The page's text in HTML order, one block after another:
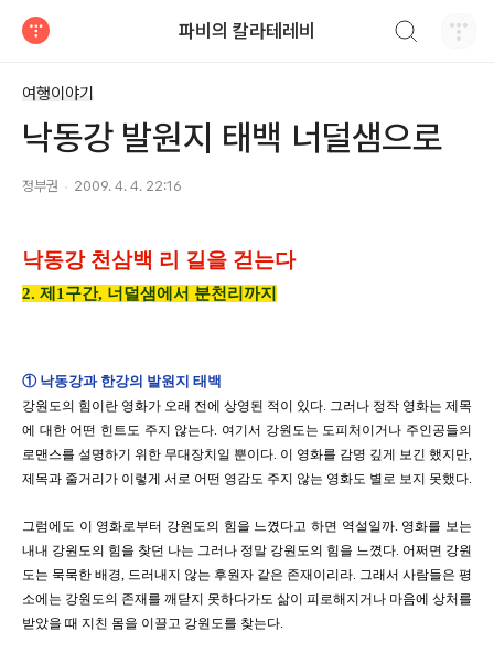
파비의 칼라테레비
여행이야기
낙동강 발원지 태백 너덜샘으로
정부권 2009. 4. 4. 22:16
낙동강 천삼백 리 길을 걷는다
2. 제1구간, 너덜샘에서 분천리까지
① 낙동강과 한강의 발원지 태백
강원도의 힘이란 영화가 오래 전에 상영된 적이 있다. 그러나 정작 영화는 제목
에 대한 어떤 힌트도 주지 않는다. 여기서 강원도는 도피처이거나 주인공들의
로맨스를 설명하기 위한 무대장치일 뿐이다. 이 영화를 감명 깊게 보긴 했지만,
제목과 줄거리가 이렇게 서로 어떤 영감도 주지 않는 영화도 별로 보지 못했다.
그럼에도 이 영화로부터 강원도의 힘을 느꼈다고 하면 역설일까. 영화를 보는
내내 강원도의 힘을 찾던 나는 그러나 정말 강원도의 힘을 느꼈다. 어쩌면 강원
도는 묵묵한 배경, 드러내지 않는 후원자 같은 존재이리라. 그래서 사람들은 평
소에는 강원도의 존재를 깨닫지 못하다가도 삶이 피로해지거나 마음에 상처를
받았을 때 지친 몸을 이끌고 강원도를 찾는다.